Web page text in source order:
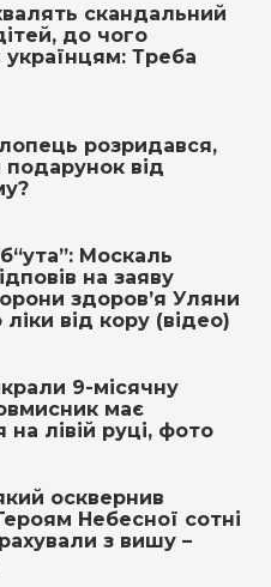
скандальний
до чого
українцям: Треба
розридався,
від
Москаль
на заяву
здоров’я Уляни
від кoру (відео)
9-місячну
має
на лівій руці, фото
осквернив
Небесної сотні
з вишу –